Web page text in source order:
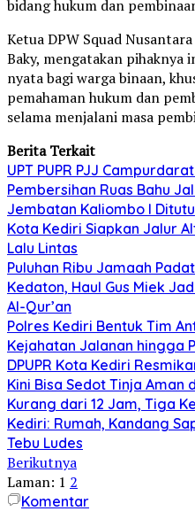
bidang hukum dan
Ketua DPW Squad
Baky, mengatakan
nyata bagi warga binaan,
pemahaman hukum dan
selama menjalani masa
Berita Terkait
UPT PUPR PJJ
Pembersihan Ruas Bahu
Jembatan Kaliombo I
Kota Kediri Siapkan Jalur
Lalu Lintas
Puluhan Ribu Jamaah
Kedaton, Haul Gus Miek
Al-Qur’an
Polres Kediri Bentuk Tim
Kejahatan Jalanan hingga
DPUPR Kota Kediri
Kini Bisa Sedot Tinja Aman
Kurang dari 12 Jam, Tiga
Kediri: Rumah, Kandang
Tebu Ludes
Berikutnya
Laman: 1 2
Komentar